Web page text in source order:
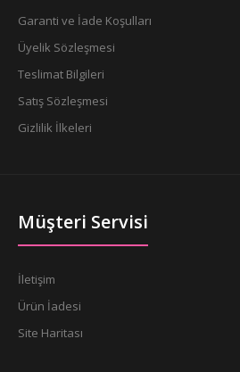
Garanti ve İade Koşulları
Üyelik Sözleşmesi
Teslimat Bilgileri
Satış Sözleşmesi
Gizlilik İlkeleri
Müşteri Servisi
İletişim
Ürün İadesi
Site Haritası